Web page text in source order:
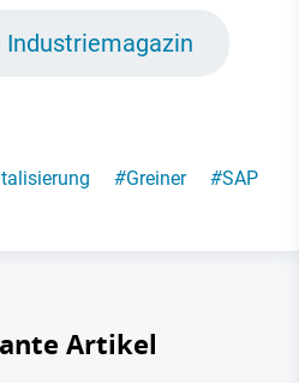
Industriemagazin
#Greiner #SAP
Artikel